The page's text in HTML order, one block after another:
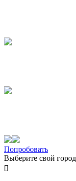
Попробовать
Выберите свой город
